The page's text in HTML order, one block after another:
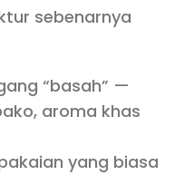
sebenarnya
“basah” —
aroma khas
yang biasa